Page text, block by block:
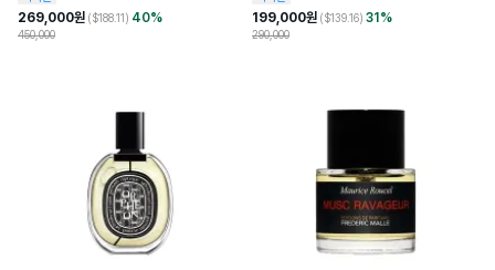
269,000원 ($188.11) 40%
450,000
199,000원 ($139.16) 31 %
290,000